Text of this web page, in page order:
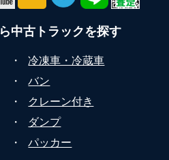
中古トラックを探す
・
冷凍車・冷蔵車
・
バン
・
クレーン付き
・
ダンプ
・ パッカー